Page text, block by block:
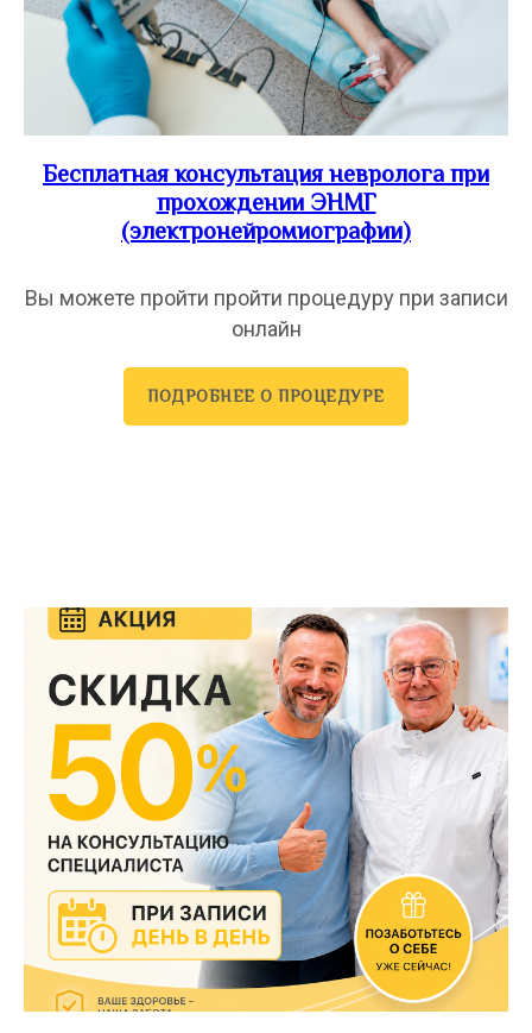
Бесплатная консультация невролога при
прохождении ЭНМГ
(электронейромиографии)
Вы можете пройти пройти процедуру при записи
онлайн
ПОДРОБНЕЕ О ПРОЦЕДУРЕ